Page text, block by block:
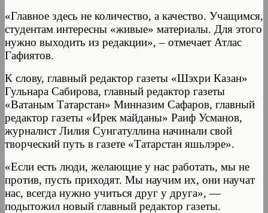
«Главное здесь не количество, а качество. Учащимся,
студентам интересны «живые» материалы. Для этого
нужно выходить из редакции», – отмечает Атлас
Гафиятов.
К слову, главный редактор газеты «Шэхри Казан»
Гульнара Сабирова, главный редактор газеты
«Ватаным Татарстан» Минназим Сафаров, главный
редактор газеты «Ирек майданы» Раиф Усманов,
журналист Лилия Сунгатуллина начинали свой
творческий путь в газете «Татарстан яшьлэре».
«Если есть люди, желающие у нас работать, мы не
против, пусть приходят. Мы научим их, они научат
нас, всегда нужно учиться друг у друга», —
подытожил новый главный редактор газеты.